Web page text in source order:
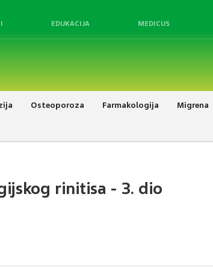
EDUKACIJA MEDICUS
Osteoporoza Farmakologija Migrena
rinitisa - 3. dio